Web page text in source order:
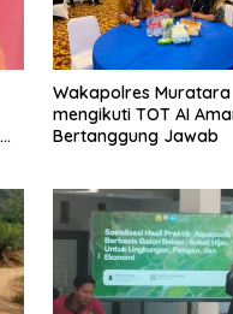
Wakapolres Muratara
mengikuti TOT AI
Bertanggung Jawab